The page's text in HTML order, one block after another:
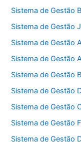
Sistema de Gestão
Sistema de Gestão
Sistema de Gestão
Sistema de Gestão
Sistema de Gestão
Sistema de Gestão
Sistema de Gestão
Sistema de Gestão
Sistema de Gestão